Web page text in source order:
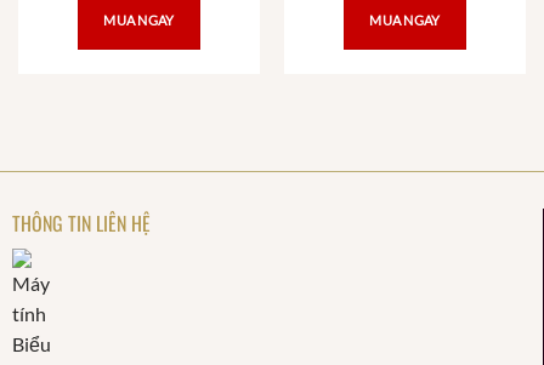
MUA NGAY MUA NGAY
THÔNG TIN LIÊN HỆ